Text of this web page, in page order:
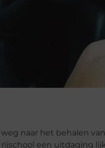
naar het behalen
een uitdaging